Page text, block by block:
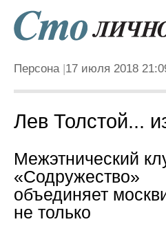
Персона 17 июля 2018
Лев Толстой...
Межэтнический
«Содружество»
объединяет
не только